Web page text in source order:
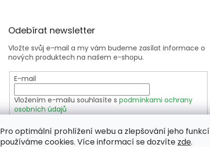
Pro optimální prohlížení webu a zlepšování jeho funkcí
používáme cookies. Více informací se dozvíte zde.
Odebírat newsletter
Vložte svůj e-mail a my vám budeme zasílat informace o
nových produktech na našem e-shopu.
E-mail
Vložením e-mailu souhlasíte s podmínkami ochrany
osobních údajů
PŘIHLÁSIT SE